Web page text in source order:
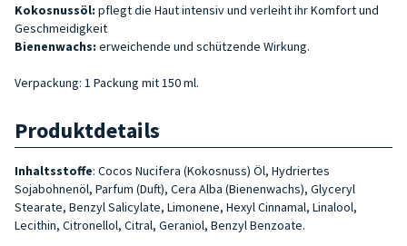
Kokosnussöl: pflegt die Haut intensiv und verleiht ihr Komfort und
Geschmeidigkeit
Bienenwachs: erweichende und schützende Wirkung.
Verpackung: 1 Packung mit 150 ml.
Produktdetails
Inhaltsstoffe: Cocos Nucifera (Kokosnuss) Öl, Hydriertes
Sojabohnenöl, Parfum (Duft), Cera Alba (Bienenwachs), Glyceryl
Stearate, Benzyl Salicylate, Limonene, Hexyl Cinnamal, Linalool,
Lecithin, Citronellol, Citral, Geraniol, Benzyl Benzoate.